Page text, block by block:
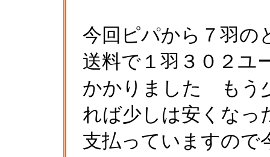
今回ピパから７羽
送料で１羽３０２ユ
かかりました もう
れば少しは安くなっ
支払っていますので